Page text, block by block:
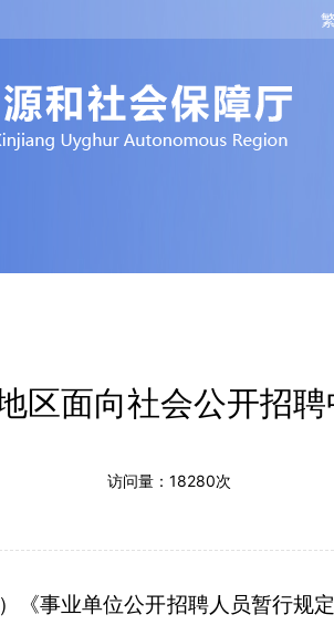
区面向社会公开招
访问量： 18280次
《事业单位公开招聘人员暂行规定